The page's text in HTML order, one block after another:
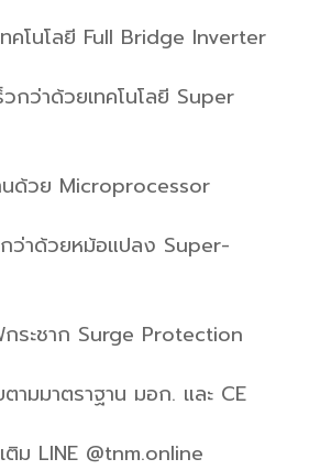
คโนโลยี Full Bridge Inverter
กว่าด้วยเทคโนโลยี Super
ด้วย Microprocessor
ว่าด้วยหม้อแปลง Super-
ระชาก Surge Protection
ามมาตราฐาน มอก. และ CE
ม LINE @tnm.online